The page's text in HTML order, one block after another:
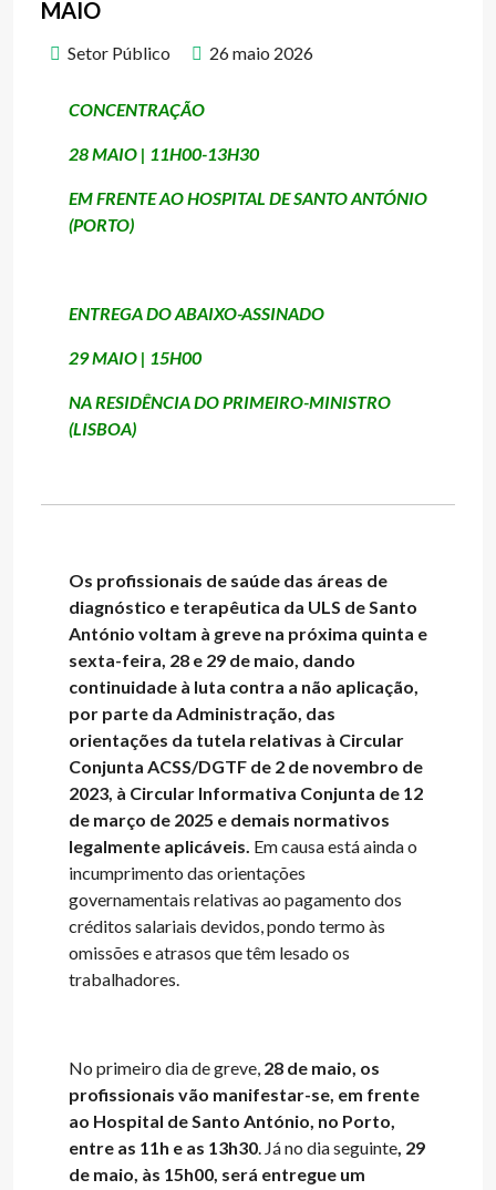
MAIO
Setor Público 26 maio 2026
CONCENTRAÇÃO
28 MAIO | 11H00-13H30
EM FRENTE AO HOSPITAL DE SANTO ANTÓNIO
(PORTO)
ENTREGA DO ABAIXO-ASSINADO
29 MAIO | 15H00
NA RESIDÊNCIA DO PRIMEIRO-MINISTRO
(LISBOA)
Os profissionais de saúde das áreas de
diagnóstico e terapêutica da ULS de Santo
António voltam à greve na próxima quinta e
sexta-feira, 28 e 29 de maio, dando
continuidade à luta contra a não aplicação,
por parte da Administração, das
orientações da tutela relativas à Circular
Conjunta ACSS/DGTF de 2 de novembro de
2023, à Circular Informativa Conjunta de 12
de março de 2025 e demais normativos
legalmente aplicáveis. Em causa está ainda o
incumprimento das orientações
governamentais relativas ao pagamento dos
créditos salariais devidos, pondo termo às
omissões e atrasos que têm lesado os
trabalhadores.
No primeiro dia de greve, 28 de maio, os
profissionais vão manifestar-se, em frente
ao Hospital de Santo António, no Porto,
entre as 11h e as 13h30. Já no dia seguinte, 29
de maio, às 15h00, será entregue um